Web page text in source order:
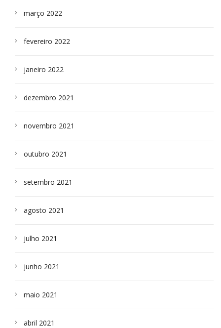
março 2022
fevereiro 2022
janeiro 2022
dezembro 2021
novembro 2021
outubro 2021
setembro 2021
agosto 2021
julho 2021
junho 2021
maio 2021
abril 2021